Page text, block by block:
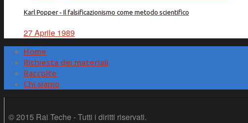
Karl Popper - Il falsificazionismo come metodo scientifico
27 Aprile 1989
Home
Richiesta dei materiali
Raccolte
Chi siamo
© 2015 Rai Teche - Tutti i diritti riservati.